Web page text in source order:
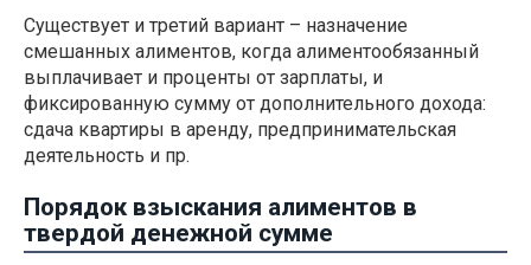
Существует и третий вариант – назначение
смешанных алиментов, когда алиментообязанный
выплачивает и проценты от зарплаты, и
фиксированную сумму от дополнительного дохода:
сдача квартиры в аренду, предпринимательская
деятельность и пр.
Порядок взыскания алиментов в
твердой денежной сумме